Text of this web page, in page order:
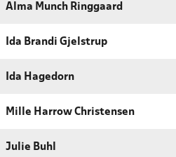
Alma Munch Ringgaard
Ida Brandi Gjelstrup
Ida Hagedorn
Mille Harrow Christensen
Julie Buhl